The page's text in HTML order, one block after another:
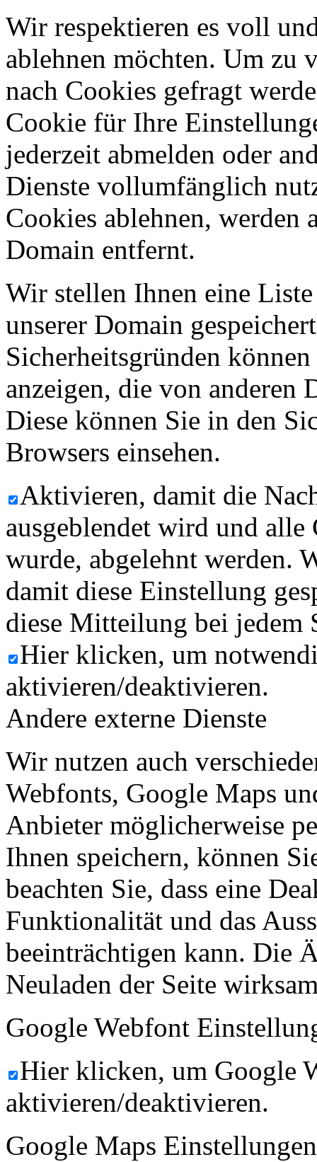
Wir respektieren es voll
ablehnen möchten. Um zu
nach Cookies gefragt
Cookie für Ihre
jederzeit abmelden oder
Dienste vollumfänglich
Cookies ablehnen, werden
Domain entfernt.
Wir stellen Ihnen eine
unserer Domain
Sicherheitsgründen
anzeigen, die von anderen
Diese können Sie in den
Browsers einsehen.
Aktivieren, damit die
ausgeblendet wird und
wurde, abgelehnt werden.
damit diese Einstellung
diese Mitteilung bei jedem
Hier klicken, um
aktivieren/deaktivieren.
Andere externe Dienste
Wir nutzen auch
Webfonts, Google Maps
Anbieter möglicherweise
Ihnen speichern, können
beachten Sie, dass eine
Funktionalität und das
beeinträchtigen kann. Die
Neuladen der Seite
Google Webfont
Hier klicken, um Google
aktivieren/deaktivieren.
Google Maps